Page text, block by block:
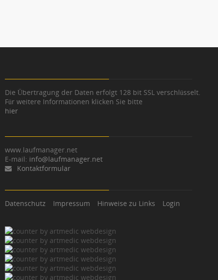
Die Übertragung der Daten erfolgt 128 bit SSL verschlüsselt.
Für weitere Informationen klicken Sie bitte
hier
www.laufmanager.net
E-mail: info@laufmanager.net
Kontaktformular
Datenschutz Impressum Hinweise zu Links Login